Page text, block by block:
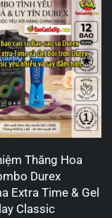
Thăng Hoa
Durex
Extra Time & Gel
Classic